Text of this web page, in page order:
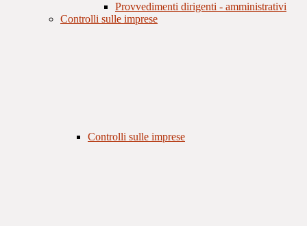
Provvedimenti dirigenti - amministrativi
Controlli sulle imprese
Controlli sulle imprese